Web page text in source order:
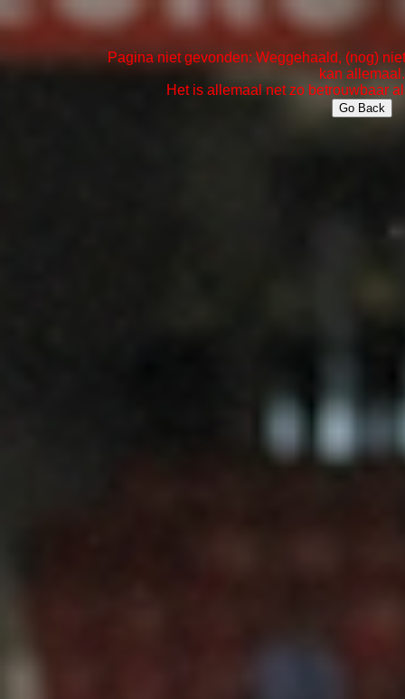
Pagina niet gevonden: Weggehaald, (nog)
kan allemaal.
Het is allemaal net zo betrouwbaar
Go Back